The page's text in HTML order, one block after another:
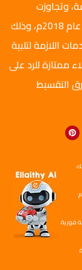
وتجاوزت
مجموعة الليثي أعلى مستوى من المبيعات في عام 2018م، وذلك
اللازمة لتلبية
ممتازة للرد على
التقسيط
فورية